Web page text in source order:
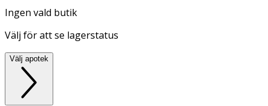
Ingen vald butik
Välj för att se lagerstatus
Välj apotek